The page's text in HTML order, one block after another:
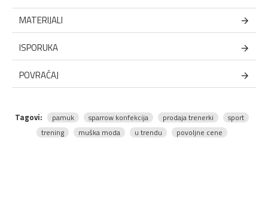
MATERIJALI
ISPORUKA
POVRAĆAJ
Tagovi: pamuk sparrow konfekcija prodaja trenerki
sport
trening
muška moda u trendu povoljne cene